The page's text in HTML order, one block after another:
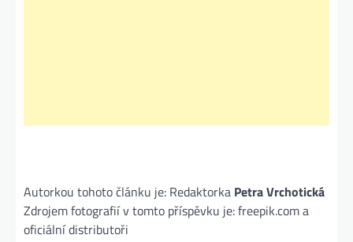
Autorkou tohoto článku je: Redaktorka Petra Vrchotická
Zdrojem fotografií v tomto příspěvku je: freepik.com a
oficiální distributoři